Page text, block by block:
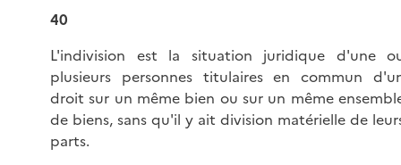
40
L'indivision est la situation juridique d'une
plusieurs personnes titulaires en commun
droit sur un même bien ou sur un même
de biens, sans qu'il y ait division matérielle de
parts.